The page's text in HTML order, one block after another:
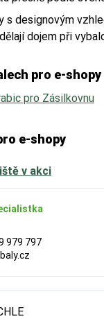
s designovým
dojem při
979 797
pro e-shopy
pro Zásilkovnu
e-shopy
v akci